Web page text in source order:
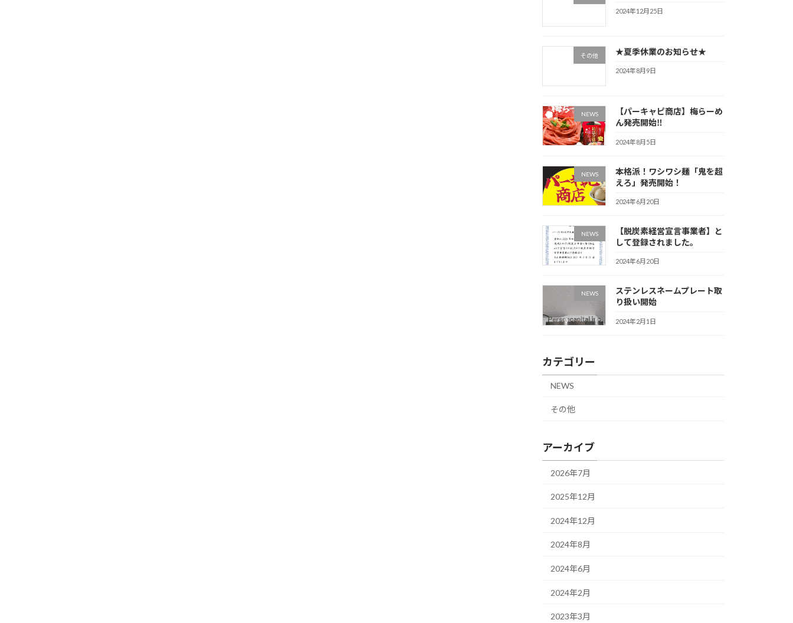
2024年12月25日
その他 ★夏季休業のお知らせ★
2024年8月9日
NEWS
【パーキャピ商店】梅らーめ
ん発売開始‼
2024年8月5日
NEWS
本格派！ワシワシ麺「鬼を超
えろ」発売開始！
2024年6月20日
NEWS
【脱炭素経営宣言事業者】と
して登録されました。
2024年6月20日
NEWS
ステンレスネームプレート取
り扱い開始
2024年2月1日
カテゴリー
NEWS
その他
アーカイブ
2026年7月
2025年12月
2024年12月
2024年8月
2024年6月
2024年2月
2023年3月